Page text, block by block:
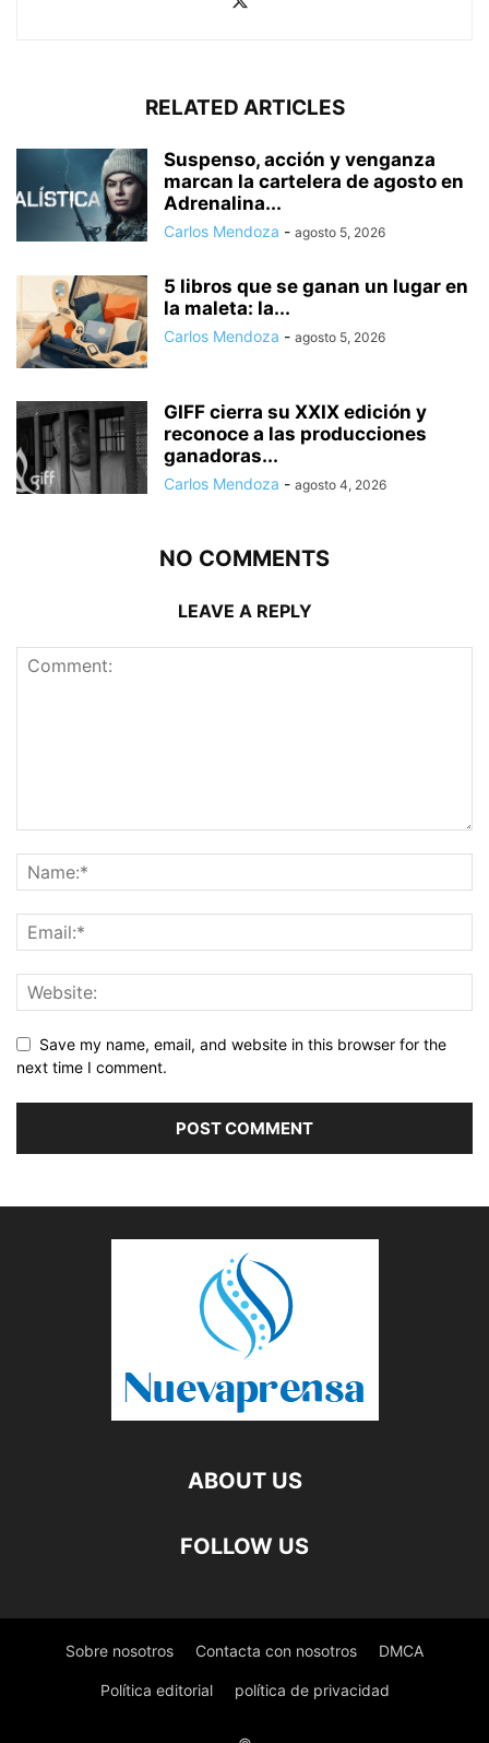
RELATED ARTICLES
Suspenso, acción y venganza
marcan la cartelera de agosto en
Adrenalina...
Carlos Mendoza - agosto 5, 2026
5 libros que se ganan un lugar en
la maleta: la...
Carlos Mendoza - agosto 5, 2026
GIFF cierra su XXIX edición y
reconoce a las producciones
ganadoras...
Carlos Mendoza - agosto 4, 2026
NO COMMENTS
LEAVE A REPLY
Save my name, email, and website in this browser for the
next time I comment.
ABOUT US
FOLLOW US
Sobre nosotros Contacta con nosotros DMCA
Política editorial política de privacidad